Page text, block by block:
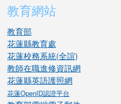
教育網站
教育部
花蓮縣教育處
花蓮校務系統(全誼)
教師在職進修資訊網
花蓮縣英語護照網
花蓮OpenID認證平台